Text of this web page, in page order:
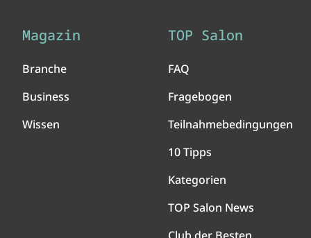
Magazin
Branche
Business
Wissen
TOP Salon
FAQ
Fragebogen
Teilnahmebedingungen
10 Tipps
Kategorien
TOP Salon News